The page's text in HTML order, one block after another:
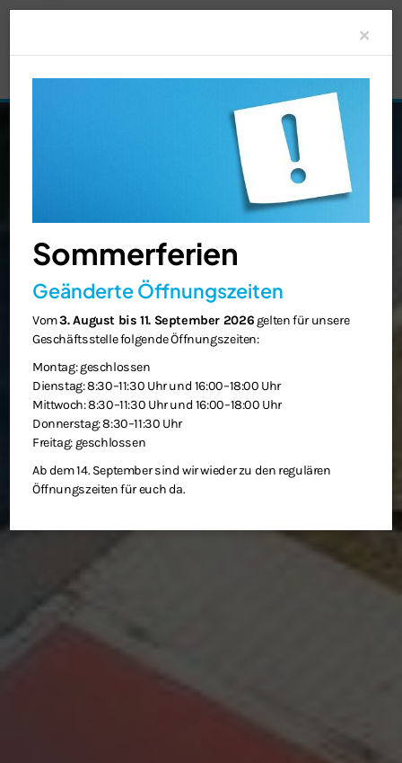
×
Sommerferien
Geänderte Öffnungszeiten
Vom3. August bis 11. September 2026 gelten für unsere
Geschäftsstelle folgende Öffnungszeiten:
Montag: geschlossen
Dienstag: 8:30–11:30 Uhr und 16:00–18:00 Uhr
Mittwoch: 8:30–11:30 Uhr und 16:00–18:00 Uhr
Donnerstag: 8:30–11:30 Uhr
Freitag: geschlossen
Ab dem 14. September sind wir wieder zu den regulären
Öffnungszeiten für euch da.